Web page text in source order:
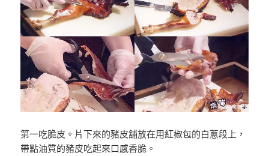
第一吃脆皮。片下來的豬皮舖放在用紅椒包的白蔥段上，
帶點油質的豬皮吃起來口感香脆。